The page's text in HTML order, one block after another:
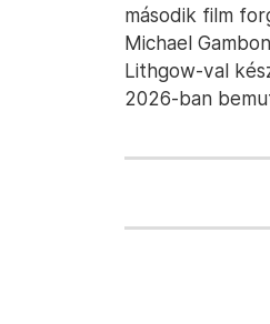
második film
Michael
Lithgow-val
2026-ban